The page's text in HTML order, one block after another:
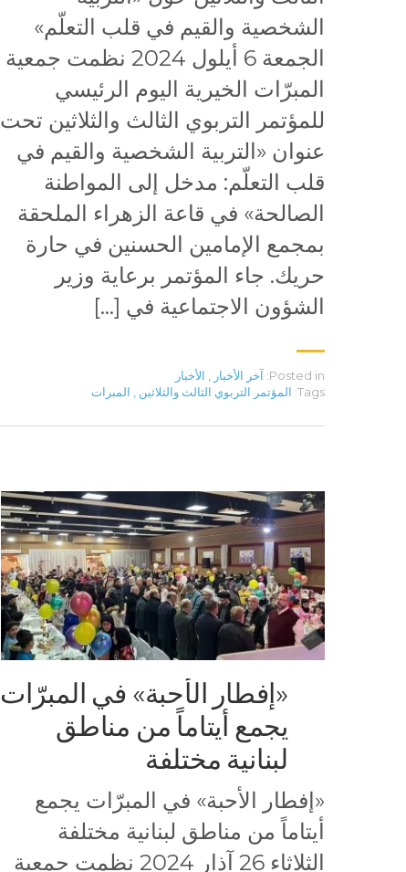
الشخصية والقيم في قلب التعلّم»
الجمعة 6 أيلول 2024 نظمت جمعية
المبرّات الخيرية اليوم الرئيسي
للمؤتمر التربوي الثالث والثلاثين تحت
عنوان «التربية الشخصية والقيم في
قلب التعلّم: مدخل إلى المواطنة
الصالحة» في قاعة الزهراء الملحقة
بمجمع الإمامين الحسنين في حارة
حريك. جاء المؤتمر برعاية وزير
الشؤون الاجتماعية في […]
Posted in: آخر الأخبار
الأخبار
Tags: المؤتمر التربوي الثالث والثلاثين المبرات
«إفطار الأحبة» في المبرّات
يجمع أيتاماً من مناطق
لبنانية مختلفة
«إفطار الأحبة» في المبرّات يجمع
أيتاماً من مناطق لبنانية مختلفة
الثلاثاء 26 آذار 2024 نظمت جمعية